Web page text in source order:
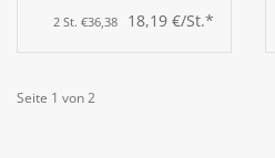
2 St. €36,38 18,19 €/St.*
Seite 1 von 2